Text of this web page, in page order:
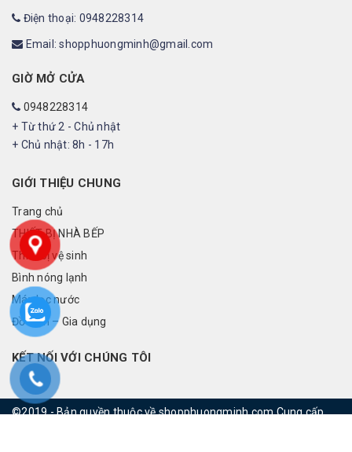
Điện thoại: 0948228314
Email: shopphuongminh@gmail.com
GIỜ MỞ CỬA
0948228314
+ Từ thứ 2 - Chủ nhật
+ Chủ nhật: 8h - 17h
GIỚI THIỆU CHUNG
Trang chủ
THIẾT BỊ NHÀ BẾP
Thiết bị vệ sinh
Bình nóng lạnh
Máy lọc nước
Đồ điện – Gia dụng
KẾT NỐI VỚI CHÚNG TÔI
©2019 - Bản quyền thuộc về shopphuongminh.comCung cấp